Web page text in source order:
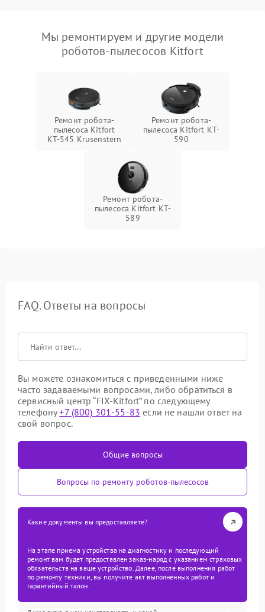
Мы ремонтируем и другие модели
роботов-пылесосов Kitfort
Ремонт робота-
пылесоса Kitfort
КТ-545 Krusenstern
Ремонт робота-
пылесоса Kitfort KT-
590
Ремонт робота-
пылесоса Kitfort KT-
589
FAQ. Ответы на вопросы
Вы можете ознакомиться с приведенными ниже
часто задаваемыми вопросами, либо обратиться в
сервисный центр “FIX-Kitfort” по следующему
телефону+7 (800) 301-55-83 если не нашли ответ на
свой вопрос.
Общие вопросы
Вопросы по ремонту роботов-пылесосов
Какие документы вы предоставляете?
На этапе приема устройства на диагностику и последующий
ремонт вам будет предоставлен заказ-наряд с указанием страховых
обязательств на ваше устройство. Далее, после выполнения работ
по ремонту техники, вы получите акт выполненных работ и
гарантийный талон.